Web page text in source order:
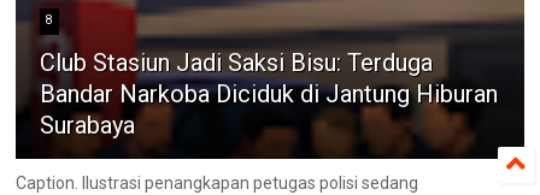
8
Club Stasiun Jadi Saksi Bisu: Terduga
Bandar Narkoba Diciduk di Jantung Hiburan
Surabaya
Caption. Ilustrasi penangkapan petugas polisi sedang